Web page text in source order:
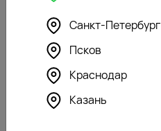
6988₽
Санкт-Петербург
Псков
Краснодар
Казань